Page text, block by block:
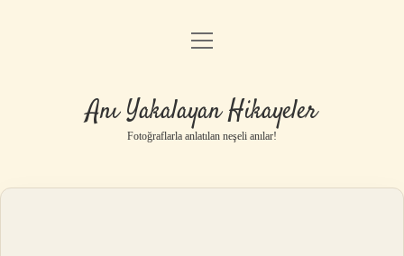
Anasayfa
Yasal Uyarı
menüyü
Anı Yakalayan Hikayeler
Fotoğraflarla anlatılan neşeli anılar!